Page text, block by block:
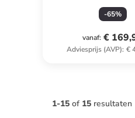
-65%
vanaf: €
Adviesprijs (AVP): €
1-15 of 15 resultaten